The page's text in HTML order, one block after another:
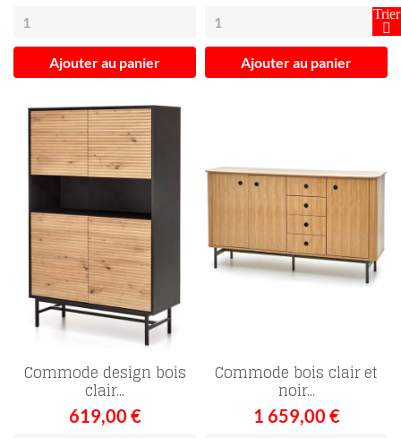
Ajouter au panier Ajouter au panier
Commode design bois
clair...
619,00 €
Commode bois clair et
noir...
1 659,00 €